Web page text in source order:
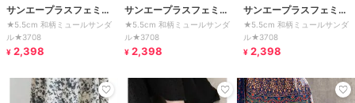
サンエープラスフェミニ
ン
★5.5cm 和柄ミュールサンダ
ル★3708
¥ 2,398
サンエープラスフェミニ
ン
★5.5cm 和柄ミュールサンダ
ル★3708
¥ 2,398
サンエープラスフェミニ
ン
★5.5cm 和柄ミュールサンダ
ル★3708
¥ 2,398